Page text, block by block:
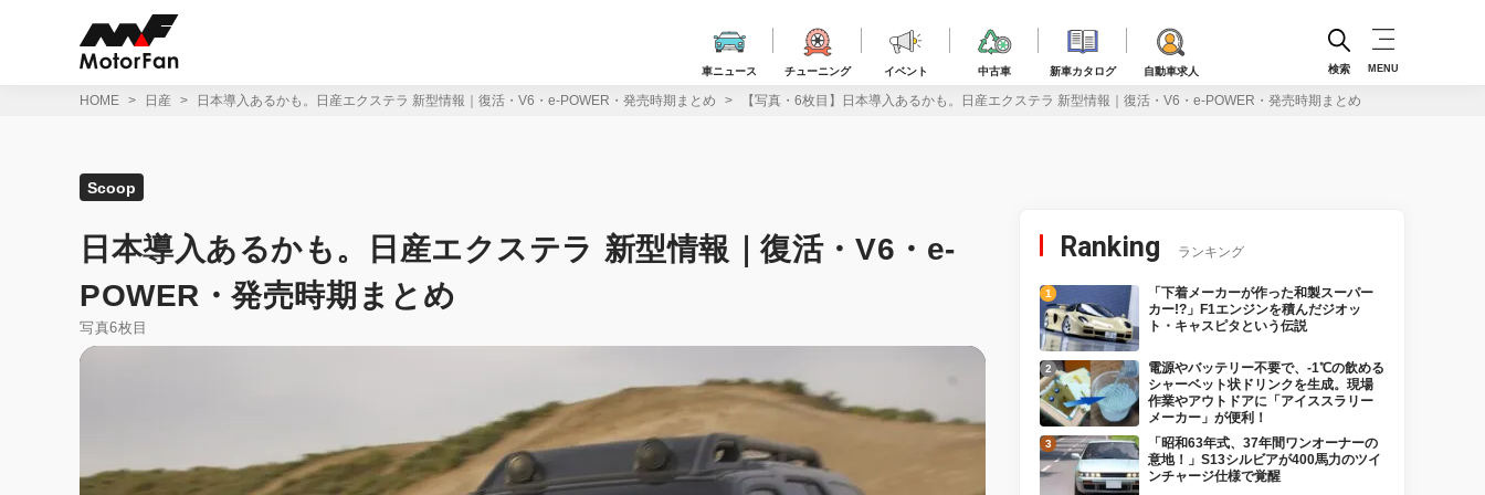
車ニュース チューニング イベント 中古車 新車カタログ 自動車求人 検索 MENU
HOME 日産 日本導入あるかも。日産エクステラ 新型情報｜復活・V6・e-POWER・発売時期まとめ 【写真・6枚目】日本導入あるかも。日産エクステラ 新型情報｜復活・V6・e-POWER・発売時期まとめ
Scoop
日本導入あるかも。日産エクステラ 新型情報｜復活・V6・e-
POWER・発売時期まとめ
写真6枚目
Ranking ランキング
「下着メーカーが作った和製スーパー
カー!?」F1エンジンを積んだジオッ
ト・キャスピタという伝説
電源やバッテリー不要で、-1℃の飲める
シャーベット状ドリンクを生成。現場
作業やアウトドアに「アイススラリー
メーカー」が便利！
「昭和63年式、37年間ワンオーナーの
意地！」S13シルビアが400馬力のツイ
ンチャージ仕様で覚醒